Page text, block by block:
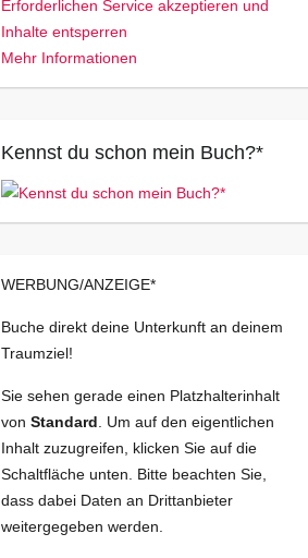
Erforderlichen Service akzeptieren und
Inhalte entsperren
Mehr Informationen
Kennst du schon mein Buch?*
WERBUNG/ANZEIGE*
Buche direkt deine Unterkunft an deinem
Traumziel!
Sie sehen gerade einen Platzhalterinhalt
von Standard . Um auf den eigentlichen
Inhalt zuzugreifen, klicken Sie auf die
Schaltfläche unten. Bitte beachten Sie,
dass dabei Daten an Drittanbieter
weitergegeben werden.